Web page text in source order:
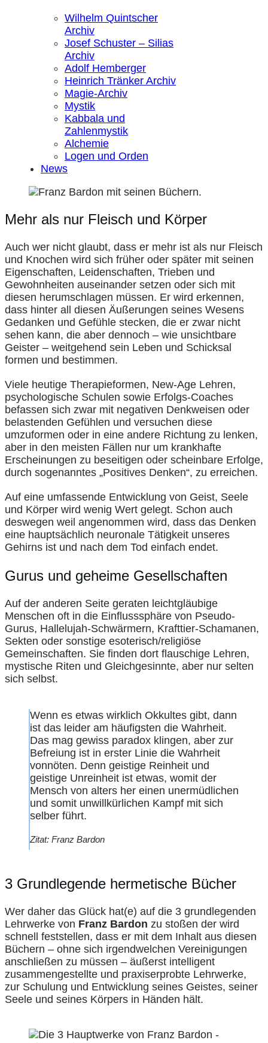
Wilhelm Quintscher
Archiv
Josef Schuster – Silias
Archiv
Adolf Hemberger
Heinrich Tränker Archiv
Magie-Archiv
Mystik
Kabbala und
Zahlenmystik
Alchemie
Logen und Orden
News
Mehr als nur Fleisch und Körper
Auch wer nicht glaubt, dass er mehr ist als nur Fleisch
und Knochen wird sich früher oder später mit seinen
Eigenschaften, Leidenschaften, Trieben und
Gewohnheiten auseinander setzen oder sich mit
diesen herumschlagen müssen. Er wird erkennen,
dass hinter all diesen Äußerungen seines Wesens
Gedanken und Gefühle stecken, die er zwar nicht
sehen kann, die aber dennoch – wie unsichtbare
Geister – weitgehend sein Leben und Schicksal
formen und bestimmen.
Viele heutige Therapieformen, New-Age Lehren,
psychologische Schulen sowie Erfolgs-Coaches
befassen sich zwar mit negativen Denkweisen oder
belastenden Gefühlen und versuchen diese
umzuformen oder in eine andere Richtung zu lenken,
aber in den meisten Fällen nur um krankhafte
Erscheinungen zu beseitigen oder scheinbare Erfolge,
durch sogenanntes „Positives Denken“, zu erreichen.
Auf eine umfassende Entwicklung von Geist, Seele
und Körper wird wenig Wert gelegt. Schon auch
deswegen weil angenommen wird, dass das Denken
eine hauptsächlich neuronale Tätigkeit unseres
Gehirns ist und nach dem Tod einfach endet.
Gurus und geheime Gesellschaften
Auf der anderen Seite geraten leichtgläubige
Menschen oft in die Einflusssphäre von Pseudo-
Gurus, Hallelujah-Schwärmern, Krafttier-Schamanen,
Sekten oder sonstige esoterisch/religiöse
Gemeinschaften. Sie finden dort flauschige Lehren,
mystische Riten und Gleichgesinnte, aber nur selten
sich selbst.
Wenn es etwas wirklich Okkultes gibt, dann
ist das leider am häufigsten die Wahrheit.
Das mag gewiss paradox klingen, aber zur
Befreiung ist in erster Linie die Wahrheit
vonnöten. Denn geistige Reinheit und
geistige Unreinheit ist etwas, womit der
Mensch von alters her einen unermüdlichen
und somit unwillkürlichen Kampf mit sich
selber führt.
Zitat: Franz Bardon
3 Grundlegende hermetische Bücher
Wer daher das Glück hat(e) auf die 3 grundlegenden
Lehrwerke von Franz Bardon zu stoßen der wird
schnell feststellen, dass er mit dem Inhalt aus diesen
Büchern – ohne sich irgendwelchen Vereinigungen
anschließen zu müssen – äußerst intelligent
zusammengestellte und praxiserprobte Lehrwerke,
zur Schulung und Entwicklung seines Geistes, seiner
Seele und seines Körpers in Händen hält.